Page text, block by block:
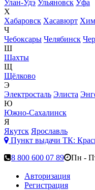
Улан-Удэ Ульяновск Уфа
Х
Хабаровск Хасавюрт
Ч
Чебоксары Челябинск
Ш
Шахты
Щ
Щёлково
Э
Электросталь Элиста
Ю
Южно-Сахалинск
Я
Якутск Ярославль
Пункт выдачи ТК:
8 800 600 07 89
Пн -
Авторизация
Регистрация